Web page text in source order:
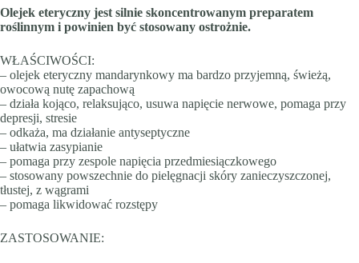
Olejek eteryczny jest silnie skoncentrowanym preparatem
roślinnym i powinien być stosowany ostrożnie.
WŁAŚCIWOŚCI:
– olejek eteryczny mandarynkowy ma bardzo przyjemną, świeżą,
owocową nutę zapachową
– działa kojąco, relaksująco, usuwa napięcie nerwowe, pomaga przy
depresji, stresie
– odkaża, ma działanie antyseptyczne
– ułatwia zasypianie
– pomaga przy zespole napięcia przedmiesiączkowego
– stosowany powszechnie do pielęgnacji skóry zanieczyszczonej,
tłustej, z wągrami
– pomaga likwidować rozstępy
ZASTOSOWANIE: